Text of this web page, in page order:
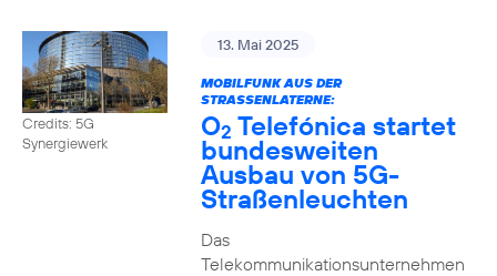
Credits: 5G
Synergiewerk
13. Mai 2025
MOBILFUNK AUS DER
STRASSENLATERNE:
O2 Telefónica startet
bundesweiten
Ausbau von 5G-
Straßenleuchten
Das
Telekommunikationsunternehmen